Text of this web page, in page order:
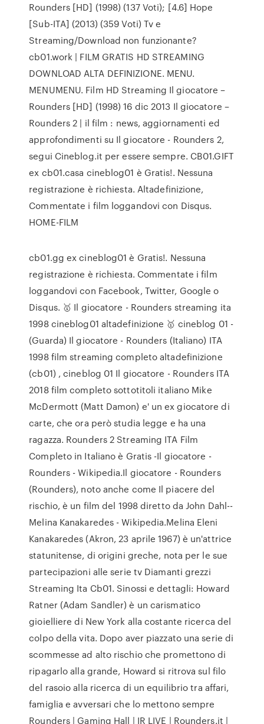
Rounders [HD] (1998) (137 Voti); [4.6] Hope
[Sub-ITA] (2013) (359 Voti) Tv e
Streaming/Download non funzionante?
cb01.work | FILM GRATIS HD STREAMING
DOWNLOAD ALTA DEFINIZIONE. MENU.
MENUMENU. Film HD Streaming Il giocatore –
Rounders [HD] (1998) 16 dic 2013 Il giocatore –
Rounders 2 | il film : news, aggiornamenti ed
approfondimenti su Il giocatore - Rounders 2,
segui Cineblog.it per essere sempre. CB01.GIFT
ex cb01.casa cineblog01 è Gratis!. Nessuna
registrazione è richiesta. Altadefinizione,
Commentate i film loggandovi con Disqus.
HOME-FILM
cb01.gg ex cineblog01 è Gratis!. Nessuna
registrazione è richiesta. Commentate i film
loggandovi con Facebook, Twitter, Google o
Disqus. 🥇 Il giocatore - Rounders streaming ita
1998 cineblog01 altadefinizione 🥇 cineblog 01 -
(Guarda) Il giocatore - Rounders (Italiano) ITA
1998 film streaming completo altadefinizione
(cb01) , cineblog 01 Il giocatore - Rounders ITA
2018 film completo sottotitoli italiano Mike
McDermott (Matt Damon) e' un ex giocatore di
carte, che ora però studia legge e ha una
ragazza. Rounders 2 Streaming ITA Film
Completo in Italiano è Gratis -Il giocatore -
Rounders - Wikipedia.Il giocatore - Rounders
(Rounders), noto anche come Il piacere del
rischio, è un film del 1998 diretto da John Dahl--
Melina Kanakaredes - Wikipedia.Melina Eleni
Kanakaredes (Akron, 23 aprile 1967) è un'attrice
statunitense, di origini greche, nota per le sue
partecipazioni alle serie tv Diamanti grezzi
Streaming Ita Cb01. Sinossi e dettagli: Howard
Ratner (Adam Sandler) è un carismatico
gioielliere di New York alla costante ricerca del
colpo della vita. Dopo aver piazzato una serie di
scommesse ad alto rischio che promettono di
ripagarlo alla grande, Howard si ritrova sul filo
del rasoio alla ricerca di un equilibrio tra affari,
famiglia e avversari che lo mettono sempre
Rounders | Gaming Hall | IR LIVE | Rounders.it |